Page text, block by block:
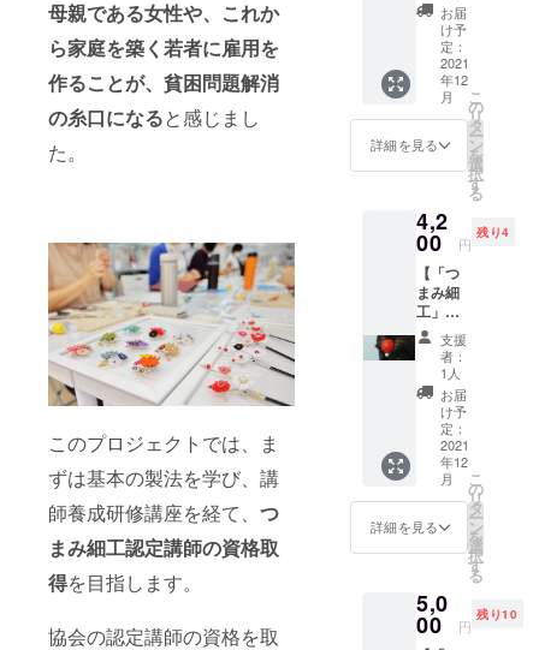
母親である女性や、これか
ら家庭を築く若者に雇用を
作ることが、 貧困問題解消
の糸口になると感じまし
た。
このプロジェクトでは、ま
ずは基本の製法を学び、講
師養成研修講座を経て、 つ
まみ細工認定講師の資格取
得を目指します。
協会の認定講師の資格を取
してい
るた
め、水
に弱い
商品に
なって
いま
す。
デザイ
ンが若
干異な
る場合
がござ
サイズ
は測り
り誤差
が出る
場合が
ござい
ます。
※つまみ
細工は
でんぷ
んのり
を使用
してい
るた
め、水
に弱い
商品に
なって
いま
す。
信（開
講1週間
前まで
にメー
ルに
て、ご
ただい
た方の
スに
URLを
お知ら
せしま
す）。
※Zoom
の使い
方がわ
からな
い方は
キット
発送時
に接続
マニュ
します
ので備
ご記入
くださ
い。 ※
フリン
ジ シル
ク100%
〈ピア
ス〉 全
長 約
〈イヤ
リン
93mm
※消費
税・送
料込み
※手作り
のた
め、色
合いや
デザイ
ンが若
干異な
る場合
がござ
いま
す。 ※
は測り
方によ
場合が
ござい
真は1個
です
が、2個
ペアで
お届け
しま
す。
〈ピア
まみ細
工（直
31mm
）正絹
羽二重
全体サ
イズ 縦
36mm×
横約
45mm
金具
チタン
ポスト
シーク
リ塩化
ビニル
料込み
※手作り
のた
の新素
「シー
クイ
ン」を
葉のよ
うにあ
しらっ
リー。
ピアス
または
イヤリ
ングを
お選び
いただ
けま
す。 写
真は1個
です
が、2個
ペアで
お届け
しま
す。
〈ピア
まみ細
工（直
（イエ
ロー・
剣つま
み）】
「ofuku
'」オリ
ジナル
デザイ
ンのイ
ヤーア
リー。
大ぶり
のつま
み細工
の周り
に、金
属箔の
ような
見た目
の新素
「シー
クイ
ン」を
葉のよ
うにあ
しらっ
リー。
ピアス
または
お届
け予
定：
2021
年12
月
詳細を見る
こ
の
リ
タ
ー
ン
を
選
択
す
る
4,2
00 円
残り4
【「つ
まみ細
工」ポ
ニー
フック
（赤
色・段
菊）】
真っ赤
な羽二
重の段
菊が印
象的
な、
「ofuku
'」オリ
デザイ
ンのポ
ニー
支援
者：
1人
お届
け予
定：
2021
年12
月
詳細を見る
こ
の
リ
タ
ー
ン
を
選
択
す
る
5,0
00 円
残り10